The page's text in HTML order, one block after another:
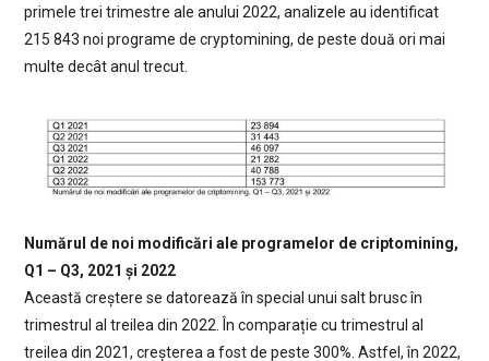
primele trei trimestre ale anului 2022, analizele au identificat
215 843 noi programe de cryptomining, de peste două ori mai
multe decât anul trecut.
Numărul de noi modificări ale programelor de criptomining,
Q1 – Q3, 2021 și 2022
Această creștere se datorează în special unui salt brusc în
trimestrul al treilea din 2022. În comparație cu trimestrul al
treilea din 2021, creșterea a fost de peste 300%. Astfel, în 2022,